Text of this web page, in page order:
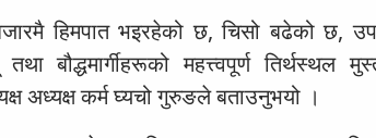
हिमपात भइरहेको छ, चिसो बढेको छ,
बौद्धमार्गीहरूको महत्त्वपूर्ण तिर्थस्थल
अध्यक्ष कर्म घ्यचो गुरुङले बताउनुभयो ।